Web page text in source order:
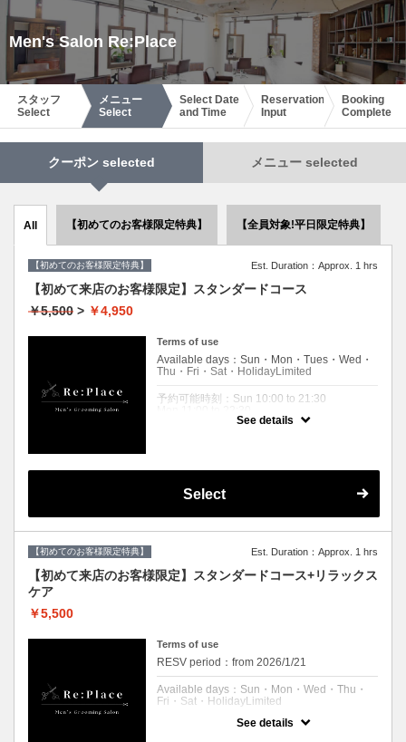
Men's Salon Re:Place
スタッフ
Select
メニュー
Select
Select Date
and Time
Reservation
Input
Booking
Complete
クーポン selected メニュー selected
All 【初めてのお客様限定特典】 【全員対象!平日限定特典】
【初めてのお客様限定特典】 Est. Duration：Approx. 1 hrs
【初めて来店のお客様限定】スタンダードコース
￥5,500 > ￥4,950
Terms of use
Available days：Sun・Mon・Tues・Wed・
Thu・Fri・Sat・HolidayLimited
予約可能時刻：Sun 10:00 to 21:30
Wed 11:00 to 22:30
Holiday 10:00 to 21:30
Expiration Date：
される方限定のクーポンです。
２回目以降のお客様は通常料金となりますの
【メニュー選択】からコースをお選びくださ
いませ。
グ、眉毛メンテナンス、肩マッサージ、ブロ
ー
Re:Placeのスタンダードメニュー
See details
Select
【初めてのお客様限定特典】 Est. Duration：Approx. 1 hrs
【初めて来店のお客様限定】スタンダードコース+リラックス
ケア
￥5,500
Terms of use
RESV period：from 2026/1/21
Available days：Sun・Mon・Wed・Thu・
Fri・Sat・HolidayLimited
予約可能時刻：Sun 10:00 to 21:00
See details